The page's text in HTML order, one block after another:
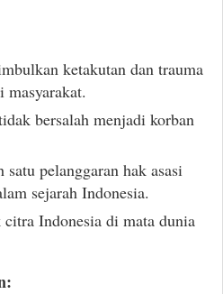
ketakutan dan trauma
masyarakat.
bersalah menjadi korban
satu pelanggaran hak asasi
sejarah Indonesia.
Indonesia di mata dunia